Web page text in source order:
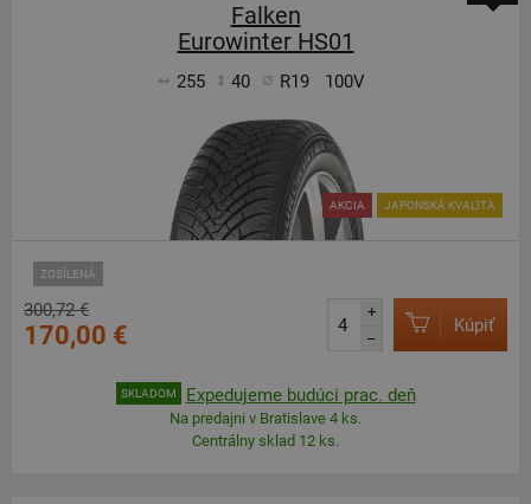
Falken
Eurowinter HS01
255 40 R19 100V
ZOSÍLENÁ
AKCIA JAPONSKÁ KVALITA
300,72 €
170,00 €
+
–
Kúpiť
SKLADOM Expedujeme budúci prac. deň
Na predajni v Bratislave 4 ks.
Centrálny sklad 12 ks.